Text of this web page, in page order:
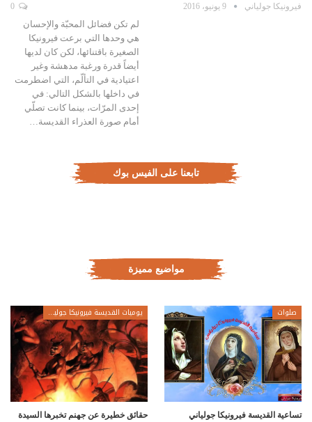
فيرونيكا جولياني 9 يونيو، 2016
لم تكن فضائل المحبّة والإحسان
هي وحدها التي برعت فيرونيكا
الصغيرة باقتنائها، لكن كان لديها
أيضاً قدرة ورغبة مدهشة وغير
اعتيادية في التألّم، التي اضطرمت
في داخلها بالشكل التالي: في
إحدى المرّات، بينما كانت تصلّي
أمام صورة العذراء القديسة…
تابعنا على الفيس بوك
مواضيع مميزة
صلوات
تساعية القديسة فيرونيكا جولياني
يوميات القديسة فيرونيكا جولياني
حقائق خطيرة عن جهنم تخبرها السيدة